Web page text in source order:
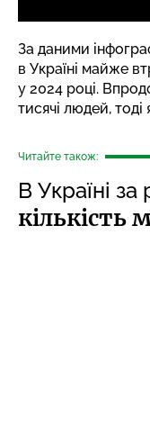
За даними
в Україні майже
у 2024 році.
тисячі людей,
Читайте також:
В Україні за
кількість